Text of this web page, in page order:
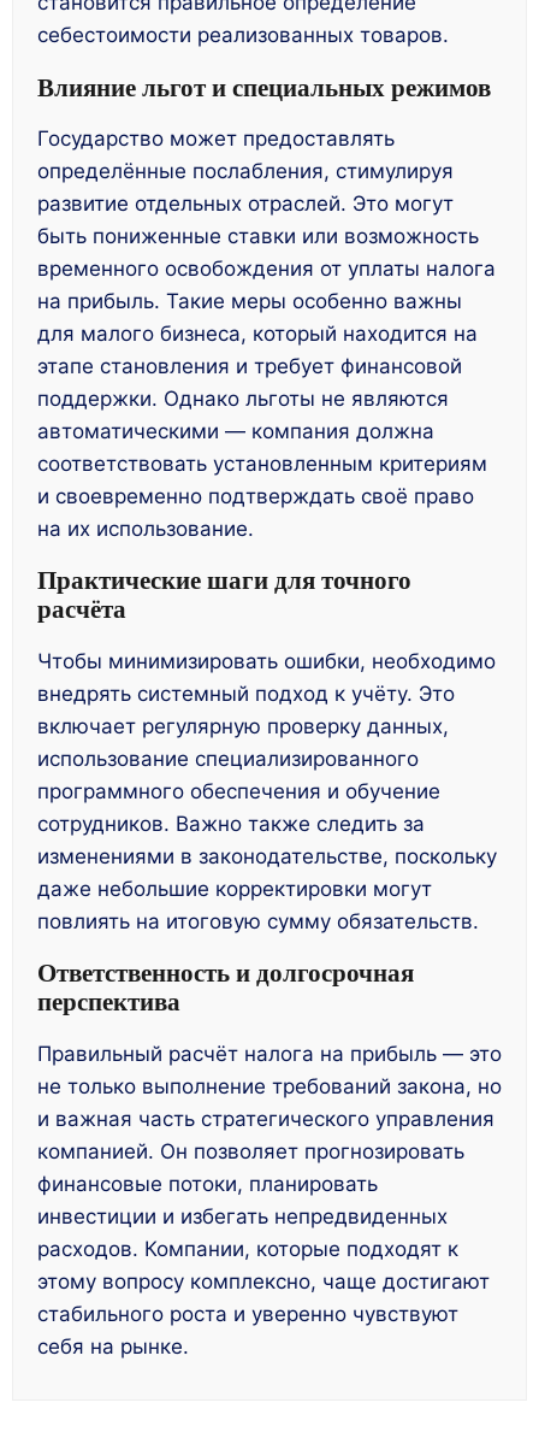
себестоимости реализованных товаров.
Влияние льгот и специальных режимов
Государство может предоставлять
определённые послабления, стимулируя
развитие отдельных отраслей. Это могут
быть пониженные ставки или возможность
временного освобождения от уплаты налога
на прибыль. Такие меры особенно важны
для малого бизнеса, который находится на
этапе становления и требует финансовой
поддержки. Однако льготы не являются
автоматическими — компания должна
соответствовать установленным критериям
и своевременно подтверждать своё право
на их использование.
Практические шаги для точного
расчёта
Чтобы минимизировать ошибки, необходимо
внедрять системный подход к учёту. Это
включает регулярную проверку данных,
использование специализированного
программного обеспечения и обучение
сотрудников. Важно также следить за
изменениями в законодательстве, поскольку
даже небольшие корректировки могут
повлиять на итоговую сумму обязательств.
Ответственность и долгосрочная
перспектива
Правильный расчёт налога на прибыль — это
не только выполнение требований закона, но
и важная часть стратегического управления
компанией. Он позволяет прогнозировать
финансовые потоки, планировать
инвестиции и избегать непредвиденных
расходов. Компании, которые подходят к
этому вопросу комплексно, чаще достигают
стабильного роста и уверенно чувствуют
себя на рынке.